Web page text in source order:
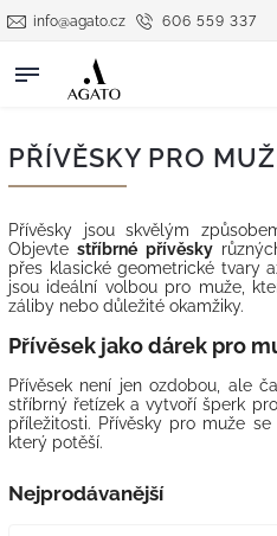
606 559 337
info@agato.cz
PŘÍVĚSKY PRO
Přívěsky jsou skvělým
Objevtestříbrné přívěsky
přes klasické geometrické tvary
jsou ideální volbou pro muže,
záliby nebo důležité okamžiky.
Přívěsek jako dárek pro
Přívěsek není jen ozdobou, ale
stříbrný řetízek a vytvoří šperk
příležitosti. Přívěsky pro muže se
který potěší.
Nejprodávanější